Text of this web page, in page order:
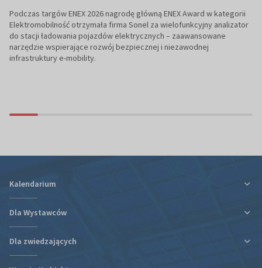
Podczas targów ENEX 2026 nagrodę główną ENEX Award w kategorii
Elektromobilność otrzymała firma Sonel za wielofunkcyjny analizator
do stacji ładowania pojazdów elektrycznych – zaawansowane
narzędzie wspierające rozwój bezpiecznej i niezawodnej
infrastruktury e-mobility.
Kalendarium
Dla Wystawców
Ulga podatkowa za udział w targach
Dla zwiedzających